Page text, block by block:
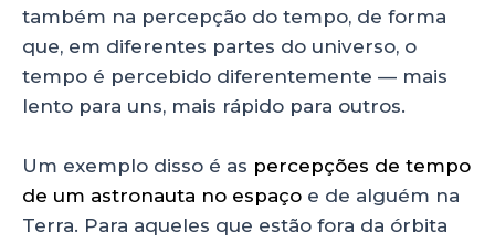
também na percepção do tempo, de forma
que, em diferentes partes do universo, o
tempo é percebido diferentemente — mais
lento para uns, mais rápido para outros.
Um exemplo disso é as percepções de tempo
de um astronauta no espaço e de alguém na
Terra. Para aqueles que estão fora da órbita